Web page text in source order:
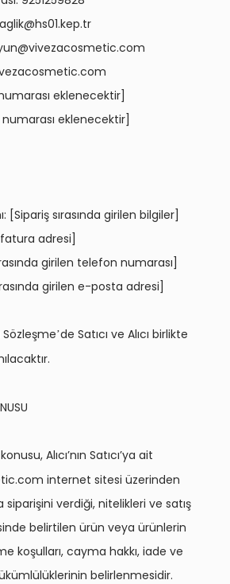
eklenecektir]
numarası eklenecektir]
ı: [Sipariş sırasında girilen bilgiler]
adresi]
girilen telefon numarası]
girilen e-posta adresi]
özleşme’de Satıcı ve Alıcı birlikte
Alıcı’nın Satıcı’ya ait
internet sitesi üzerinden
verdiği, nitelikleri ve satış
belirtilen ürün veya ürünlerin
koşulları, cayma hakkı, iade ve
belirlenmesidir.